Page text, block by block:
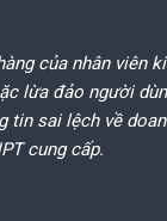
của nhân viên
lừa đảo người
tin sai lệch về
cung cấp.